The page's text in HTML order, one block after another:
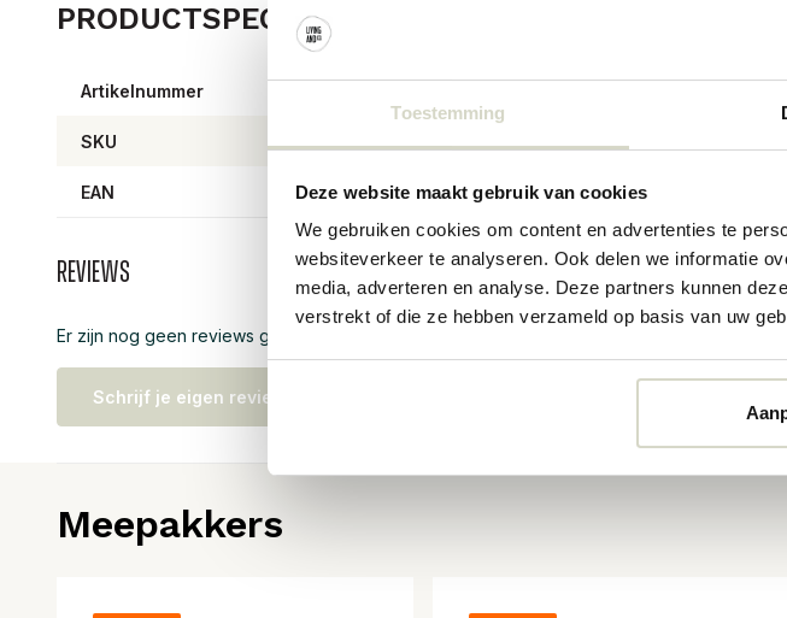
Toestemming
Deze website maakt gebruik van cookies
We gebruiken cookies om content en advertenties te
websiteverkeer te analyseren. Ook delen we informatie
media, adverteren en analyse. Deze partners kunnen
verstrekt of die ze hebben verzameld op basis van uw
PRODUCTSPECIFICATIES
Artikelnummer
SKU
EAN 5711173266715
Reviews
Er zijn nog geen reviews geschreven over dit product..
Schrijf je eigen review
Meepakkers